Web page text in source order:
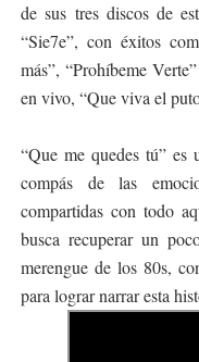
de sus tres discos de
“Sie7e”, con éxitos
más”, “Prohíbeme
en vivo, “Que viva el
“Que me quedes tú” es
compás de las
compartidas con todo
busca recuperar un
merengue de los 80s,
para lograr narrar esta